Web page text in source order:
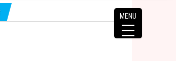
MENU